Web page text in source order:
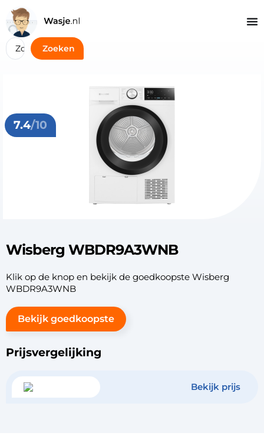
Zoeken
7.4/10
Wisberg WBDR9A3WNB
Klik op de knop en bekijk de goedkoopste Wisberg
WBDR9A3WNB
Bekijk goedkoopste
Prijsvergelijking
Bekijk prijs